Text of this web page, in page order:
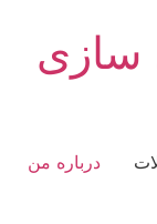
سازی
درباره من